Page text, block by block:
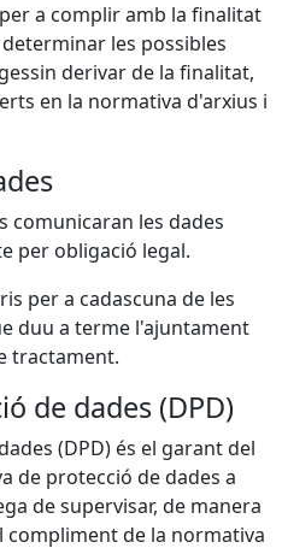
a complir amb la finalitat
les possibles
derivar de la finalitat,
en la normativa d'arxius i
comunicaran les dades
per obligació legal.
per a cadascuna de les
duu a terme l'ajuntament
tractament.
de dades (DPD)
(DPD) és el garant del
de protecció de dades a
de supervisar, de manera
compliment de la normativa